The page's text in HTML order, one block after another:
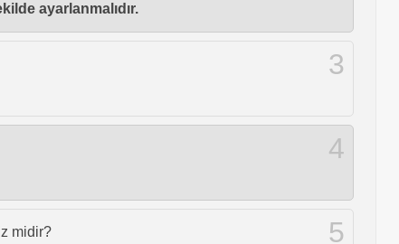
ayarlanmalıdır.
3
4
5
midir?